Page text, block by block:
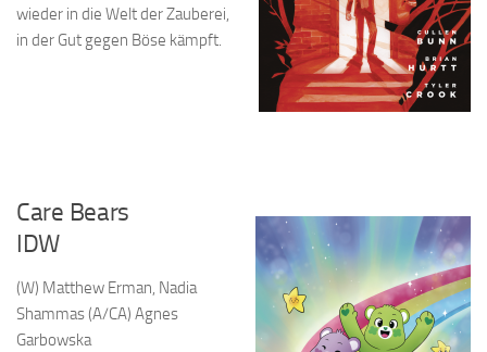
wieder in die Welt der Zauberei,
in der Gut gegen Böse kämpft.
Care Bears
IDW
(W) Matthew Erman, Nadia
Shammas (A/CA) Agnes
Garbowska